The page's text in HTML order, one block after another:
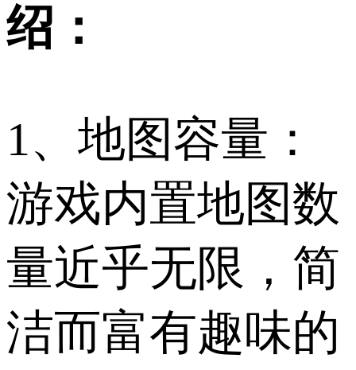
绍：
1、地图容量：
游戏内置地图数
量近乎无限，简
洁而富有趣味的